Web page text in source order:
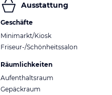
Ausstattung
Geschäfte
Minimarkt/Kiosk
Friseur-/Schönheitssalon
Räumlichkeiten
Aufenthaltsraum
Gepäckraum